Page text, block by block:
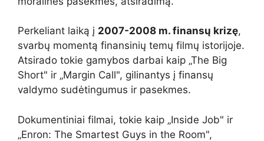
Perkeliant laiką į 2007-2008 m. finansų krizę,
svarbų momentą finansinių temų filmų istorijoje.
Atsirado tokie gamybos darbai kaip „The Big
Short" ir „Margin Call", gilinantys į finansų
valdymo sudėtingumus ir pasekmes.
Dokumentiniai filmai, tokie kaip „Inside Job" ir
„Enron: The Smartest Guys in the Room",